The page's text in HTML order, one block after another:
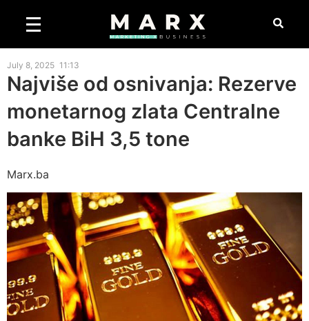
July 8, 2025 11:13
Najviše od osnivanja: Rezerve
monetarnog zlata Centralne
banke BiH 3,5 tone
Marx.ba